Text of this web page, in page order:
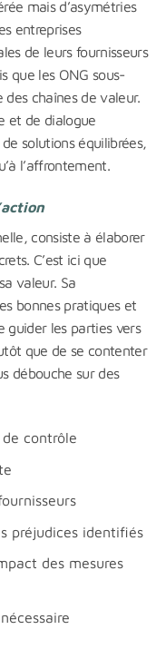
mais d’asymétries
entreprises
de leurs fournisseurs
que les ONG sous-
chaînes de valeur.
et de dialogue
solutions équilibrées,
l’affrontement.
consiste à élaborer
C’est ici que
valeur. Sa
bonnes pratiques et
guider les parties vers
que de se contenter
débouche sur des
contrôle
préjudices identifiés
des mesures